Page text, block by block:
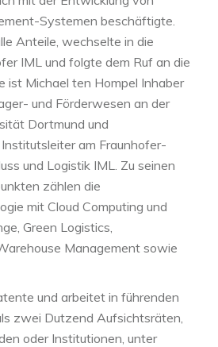
Systemen beschäftigte.
Anteile, wechselte in die
IML und folgte dem Ruf an die
ist Michael ten Hompel Inhaber
und Förderwesen an der
Dortmund und
am Fraunhofer-
und Logistik IML. Zu seinen
zählen die
mit Cloud Computing und
Green Logistics,
Management sowie
und arbeitet in führenden
zwei Dutzend Aufsichtsräten,
oder Institutionen, unter